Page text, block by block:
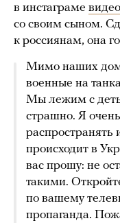
в инстаграме
со своим сыном.
к россиянам, она
Мимо наших
военные на
Мы лежим с
страшно. Я
происходит в
вас прошу: не
такими.
по вашему
пропаганда.